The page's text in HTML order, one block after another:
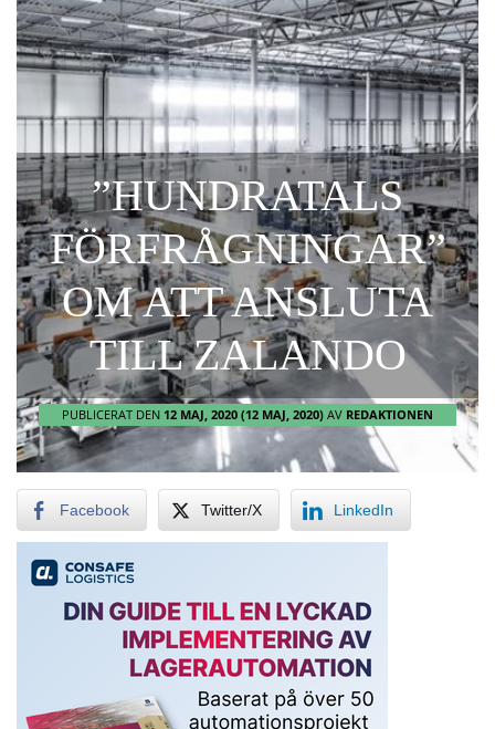
”HUNDRATALS
FÖRFRÅGNINGAR”
OM ATT ANSLUTA
TILL ZALANDO
PUBLICERAT DEN 12 MAJ, 2020 (12 MAJ, 2020) AV REDAKTIONEN
Facebook Twitter/X LinkedIn